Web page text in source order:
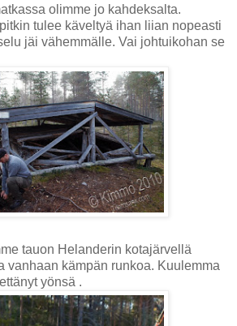
olimme jo kahdeksalta.
tulee käveltyä ihan liian nopeasti
jäi vähemmälle. Vai johtuikohan se
tauon Helanderin kotajärvellä
vanhaan kämpän runkoa. Kuulemma
yönsä .